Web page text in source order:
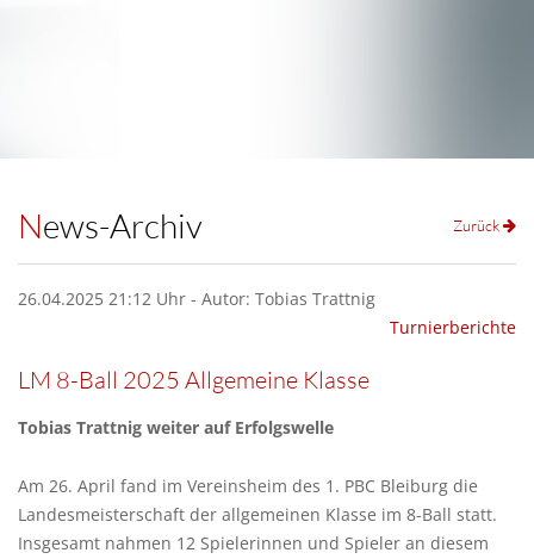
News-Archiv Zurück
26.04.2025 21:12 Uhr - Autor: Tobias Trattnig
Turnierberichte
LM 8-Ball 2025 Allgemeine Klasse
Tobias Trattnig weiter auf Erfolgswelle
Am 26. April fand im Vereinsheim des 1. PBC Bleiburg die
Landesmeisterschaft der allgemeinen Klasse im 8-Ball statt.
Insgesamt nahmen 12 Spielerinnen und Spieler an diesem